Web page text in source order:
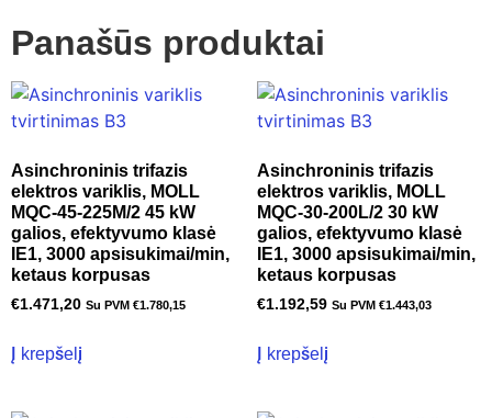
Panašūs produktai
Asinchroninis trifazis
elektros variklis, MOLL
MQC-45-225M/2 45 kW
galios, efektyvumo klasė
IE1, 3000 apsisukimai/min,
ketaus korpusas
€1.471,20 Su PVM €1.780,15
Į krepšelį
Asinchroninis trifazis
elektros variklis, MOLL
MQC-30-200L/2 30 kW
galios, efektyvumo klasė
IE1, 3000 apsisukimai/min,
ketaus korpusas
€1.192,59 Su PVM €1.443,03
Į krepšelį